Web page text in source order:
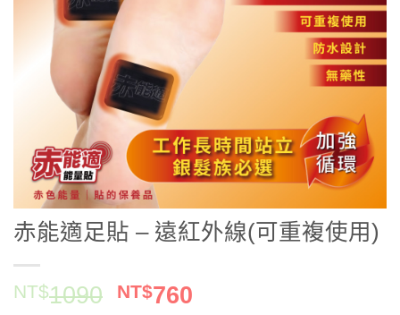
赤能適足貼 – 遠紅外線(可重複使用)
NT$1090 原
NT$760